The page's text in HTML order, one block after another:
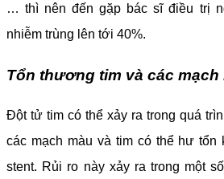
… thì nên đến gặp bác sĩ điều trị
nhiễm trùng lên tới 40%.
Tổn thương tim và các mạch
Đột tử tim có thể xảy ra trong quá
các mạch màu và tim có thể hư tổn
stent. Rủi ro này xảy ra trong một